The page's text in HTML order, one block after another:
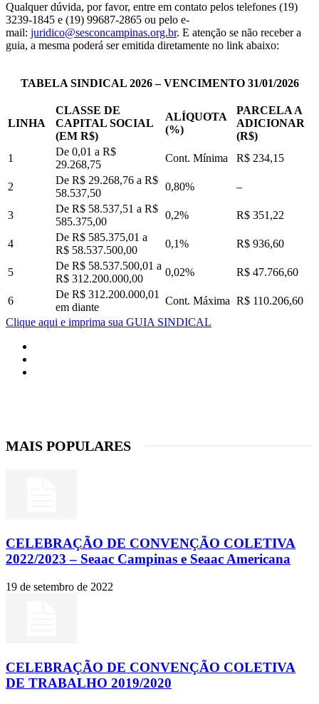
Qualquer dúvida, por favor, entre em contato pelos telefones (19)
3239-1845 e (19) 99687-2865 ou pelo e-
mail: juridico@sesconcampinas.org.br. E atenção se não receber a
guia, a mesma poderá ser emitida diretamente no link abaixo:
TABELA SINDICAL 2026 – VENCIMENTO 31/01/2026
LINHA
CLASSE DE
CAPITAL SOCIAL
(EM R$)
ALÍQUOTA
(%)
PARCELA A
ADICIONAR
(R$)
1
De 0,01 a R$
29.268,75
Cont. Mínima R$ 234,15
2
De R$ 29.268,76 a R$
58.537,50
0,80% –
3
De R$ 58.537,51 a R$
585.375,00
0,2% R$ 351,22
4
De R$ 585.375,01 a
R$ 58.537.500,00
0,1% R$ 936,60
5
De R$ 58.537.500,01 a
R$ 312.200.000,00
0,02% R$ 47.766,60
6
De R$ 312.200.000,01
em diante
Cont. Máxima R$ 110.206,60
Clique aqui e imprima sua GUIA SINDICAL
MAIS POPULARES
CELEBRAÇÃO DE CONVENÇÃO COLETIVA
2022/2023 – Seaac Campinas e Seaac Americana
19 de setembro de 2022
CELEBRAÇÃO DE CONVENÇÃO COLETIVA
DE TRABALHO 2019/2020